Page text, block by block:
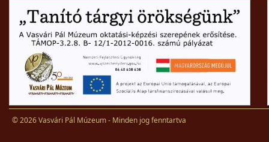
© 2026 Vasvári Pál Múzeum - Minden jog fenntartva